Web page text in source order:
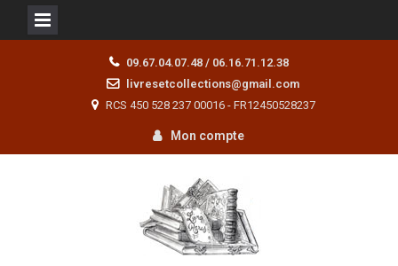
09.67.04.07.48 / 06.16.71.12.38
livresetcollections@gmail.com
RCS 450 528 237 00016 - FR12450528237
Mon compte